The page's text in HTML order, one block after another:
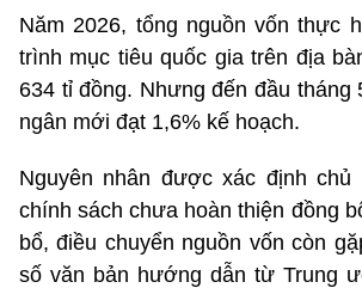
Năm 2026, tổng nguồn vốn thực
trình mục tiêu quốc gia trên địa
634 tỉ đồng. Nhưng đến đầu tháng
ngân mới đạt 1,6% kế hoạch.
Nguyên nhân được xác định
chính sách chưa hoàn thiện đồng
bổ, điều chuyển nguồn vốn còn
số văn bản hướng dẫn từ Trung